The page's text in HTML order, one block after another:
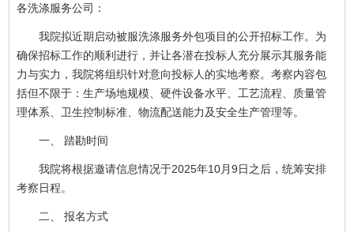
各洗涤服务公司：
我院拟近期启动被服洗涤服务外包项目的公开招标工作。为
确保招标工作的顺利进行，并让各潜在投标人充分展示其服务能
力与实力，我院将组织针对意向投标人的实地考察。考察内容包
括但不限于：生产场地规模、硬件设备水平、工艺流程、质量管
理体系、卫生控制标准、物流配送能力及安全生产管理等。
一、 踏勘时间
我院将根据邀请信息情况于2025年10月9日之后，统筹安排
考察日程。
二、 报名方式